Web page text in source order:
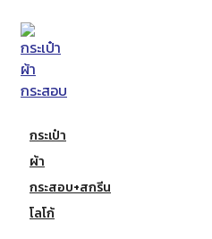
กระเป๋า
ผ้า
กระสอบ+สกรีน
โลโก้